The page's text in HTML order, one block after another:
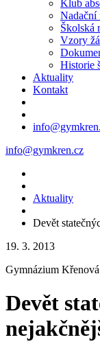
Klub
Nadační
Školská
Vzory
Historie
Aktuality
Kontakt
info@gymkren.cz
Aktuality
Devět
19. 3. 2013
Gymnázium Křenová
Devět